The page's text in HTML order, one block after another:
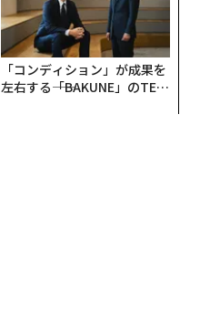
「コンディション」が成果を
左右する――「BAKUNE」のTEN